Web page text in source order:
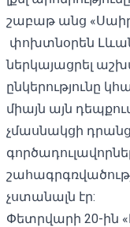
շաբաթ անց
փոխտնօրեն
ներկայացրել
ընկերությունը
միայն այն
չմասնակցի
չստանալն էր:
Փետրվարի 20-ին